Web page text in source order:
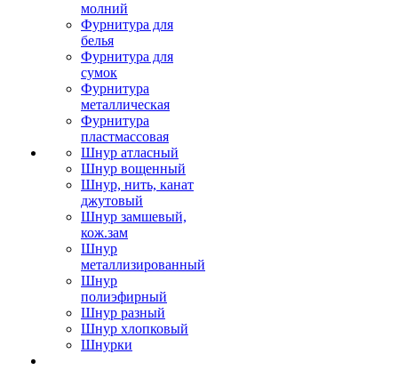
молний
Фурнитура для
белья
Фурнитура для
сумок
Фурнитура
металлическая
Фурнитура
пластмассовая
Шнур атласный
Шнур вощенный
Шнур, нить, канат
джутовый
Шнур замшевый,
кож.зам
Шнур
металлизированный
Шнур
полиэфирный
Шнур разный
Шнур хлопковый
Шнурки